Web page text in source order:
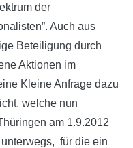
der
Auch aus
Beteiligung durch
Aktionen im
Kleine Anfrage dazu
welche nun
am 1.9.2012
für die ein